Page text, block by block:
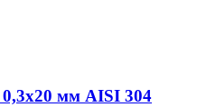
мм AISI 304